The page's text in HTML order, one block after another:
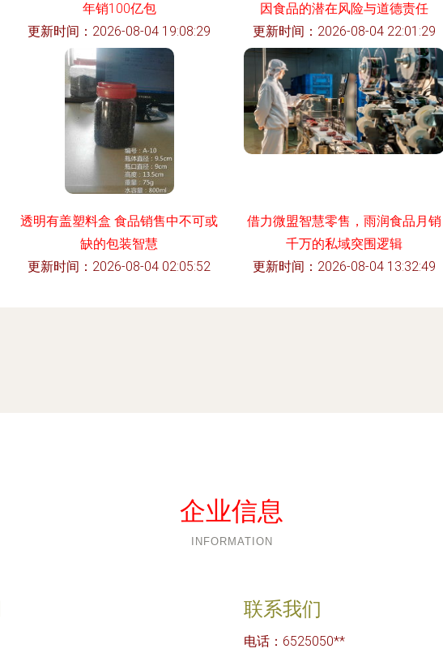
年销100亿包
更新时间：2026-08-04 19:08:29
因食品的潜在风险与道德责任
更新时间：2026-08-04 22:01:29
透明有盖塑料盒 食品销售中不可或
缺的包装智慧
更新时间：2026-08-04 02:05:52
借力微盟智慧零售，雨润食品月销
千万的私域突围逻辑
更新时间：2026-08-04 13:32:49
企业信息
INFORMATION
联系我们
电话：6525050**